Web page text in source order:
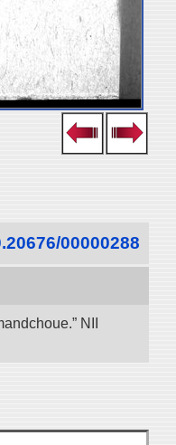
00000288
NII